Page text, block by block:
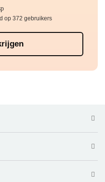
op 372 gebruikers